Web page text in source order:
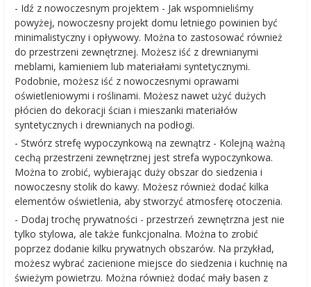
- Idź z nowoczesnym projektem - Jak wspomnieliśmy
powyżej, nowoczesny projekt domu letniego powinien być
minimalistyczny i opływowy. Można to zastosować również
do przestrzeni zewnętrznej. Możesz iść z drewnianymi
meblami, kamieniem lub materiałami syntetycznymi.
Podobnie, możesz iść z nowoczesnymi oprawami
oświetleniowymi i roślinami. Możesz nawet użyć dużych
płócien do dekoracji ścian i mieszanki materiałów
syntetycznych i drewnianych na podłogi.
- Stwórz strefę wypoczynkową na zewnątrz - Kolejną ważną
cechą przestrzeni zewnętrznej jest strefa wypoczynkowa.
Można to zrobić, wybierając duży obszar do siedzenia i
nowoczesny stolik do kawy. Możesz również dodać kilka
elementów oświetlenia, aby stworzyć atmosferę otoczenia.
- Dodaj trochę prywatności - przestrzeń zewnętrzna jest nie
tylko stylowa, ale także funkcjonalna. Można to zrobić
poprzez dodanie kilku prywatnych obszarów. Na przykład,
możesz wybrać zacienione miejsce do siedzenia i kuchnię na
świeżym powietrzu. Można również dodać mały basen z